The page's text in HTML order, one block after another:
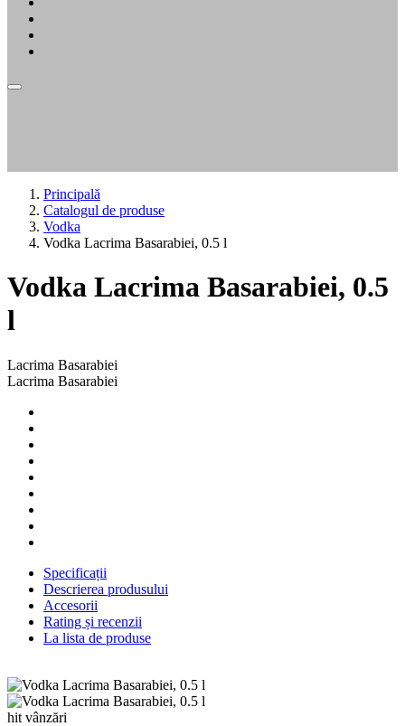
Principală
Catalogul de produse
Vodka
Vodka Lacrima Basarabiei, 0.5 l
Vodka Lacrima Basarabiei, 0.5
l
Lacrima Basarabiei
Lacrima Basarabiei
Specificații
Descrierea produsului
Accesorii
Rating și recenzii
La lista de produse
hit vânzări